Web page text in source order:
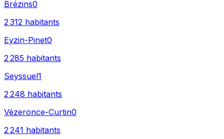
Brézins0
2 312 habitants
Eyzin-Pinet0
2 285 habitants
Seyssuel1
2 248 habitants
Vézeronce-Curtin0
2 241 habitants